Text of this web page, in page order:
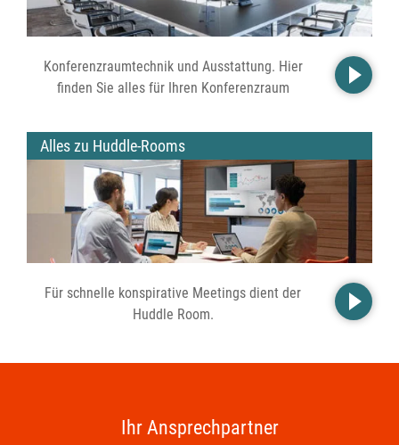
Konferenzraumtechnik und Ausstattung. Hier
finden Sie alles für Ihren Konferenzraum
Alles zu Huddle-Rooms
Für schnelle konspirative Meetings dient der
Huddle Room.
Ihr Ansprechpartner